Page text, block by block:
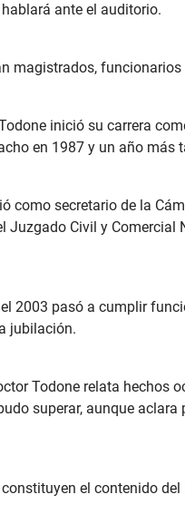
ante el auditorio.
magistrados,
inició su carrera
en 1987 y un año
como secretario de la
Juzgado Civil y Comercial
2003 pasó a cumplir
jubilación.
Todone relata hechos
superar, aunque
el contenido